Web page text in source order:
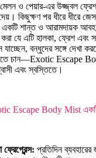
মেলন ও পেয়ার-এর উজ্জ্বল
কিছুক্ষণ পর ধীরে ধীরে
শান্ত ও আরামদায়ক আবহ
করা যে এটি হালকা, ফ্রেশ এবং
বন্ধুদের সঙ্গে দেখা
চান—Exotic Escape
এবং স্বস্তিতে।
Escape Body Mist একটি
প্রতিদিন